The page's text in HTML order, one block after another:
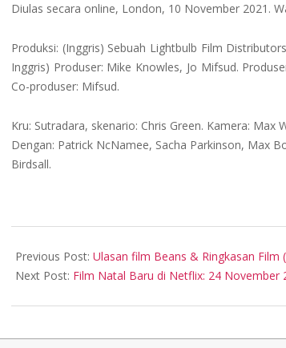
Diulas secara online, London, 10 November 2021.
Produksi: (Inggris) Sebuah Lightbulb Film
Inggris) Produser: Mike Knowles, Jo Mifsud.
Co-produser: Mifsud.
Kru: Sutradara, skenario: Chris Green. Kamera: Max
Dengan: Patrick NcNamee, Sacha Parkinson, Max
Birdsall.
11-
18
Previous Post: Ulasan film Beans & Ringkasan Film
Next Post: Film Natal Baru di Netflix: 24 November